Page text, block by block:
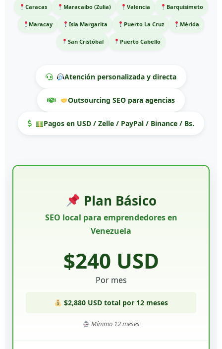
Caracas Maracaibo (Zulia) Valencia Barquisimeto
Maracay Isla Margarita Puerto La Cruz Mérida
San Cristóbal Puerto Cabello
Atención personalizada y directa
Outsourcing SEO para agencias
Pagos en USD / Zelle / PayPal / Binance / Bs.
Plan Básico
SEO local para emprendedores en
Venezuela
$240 USD
Por mes
$2,880 USD total por 12 meses
Mínimo 12 meses